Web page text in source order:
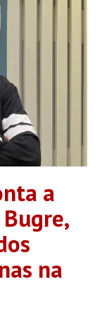
a
na